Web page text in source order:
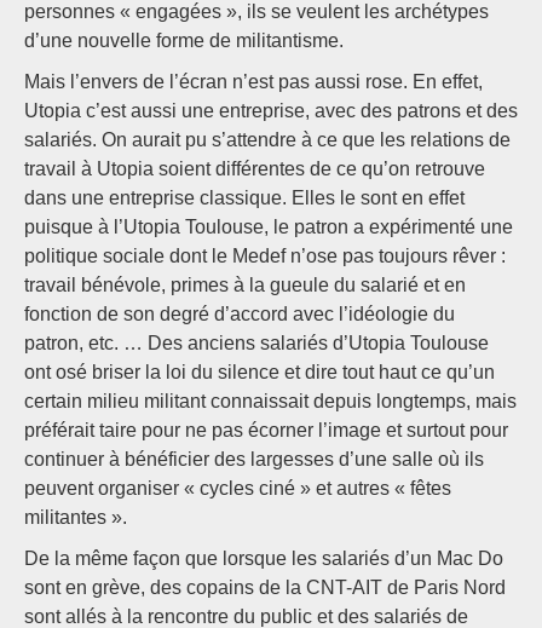
personnes « engagées », ils se veulent les archétypes
d’une nouvelle forme de militantisme.
Mais l’envers de l’écran n’est pas aussi rose. En effet,
Utopia c’est aussi une entreprise, avec des patrons et des
salariés. On aurait pu s’attendre à ce que les relations de
travail à Utopia soient différentes de ce qu’on retrouve
dans une entreprise classique. Elles le sont en effet
puisque à l’Utopia Toulouse, le patron a expérimenté une
politique sociale dont le Medef n’ose pas toujours rêver :
travail bénévole, primes à la gueule du salarié et en
fonction de son degré d’accord avec l’idéologie du
patron, etc. … Des anciens salariés d’Utopia Toulouse
ont osé briser la loi du silence et dire tout haut ce qu’un
certain milieu militant connaissait depuis longtemps, mais
préférait taire pour ne pas écorner l’image et surtout pour
continuer à bénéficier des largesses d’une salle où ils
peuvent organiser « cycles ciné » et autres « fêtes
militantes ».
De la même façon que lorsque les salariés d’un Mac Do
sont en grève, des copains de la CNT-AIT de Paris Nord
sont allés à la rencontre du public et des salariés de